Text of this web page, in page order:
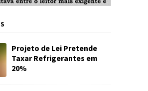
Projeto de Lei Pretende
Taxar Refrigerantes em
20%